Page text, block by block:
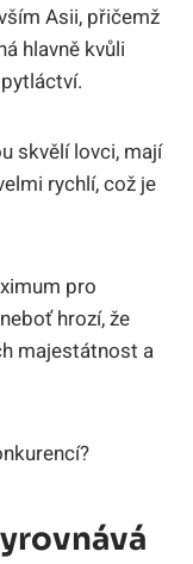
Asii, přičemž
hlavně kvůli
skvělí lovci, mají
rychlí, což je
pro
hrozí, že
majestátnost a